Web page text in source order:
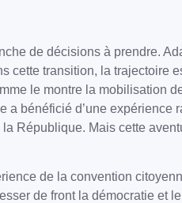
de décisions à prendre.
transition, la trajectoire
le montre la mobilisation
bénéficié d’une
République. Mais cette
de la convention
de front la démocratie et